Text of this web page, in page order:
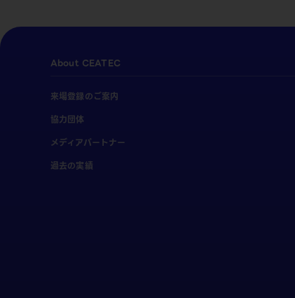
About CEATEC
来場登録のご案内
協力団体
メディアパートナー
過去の実績